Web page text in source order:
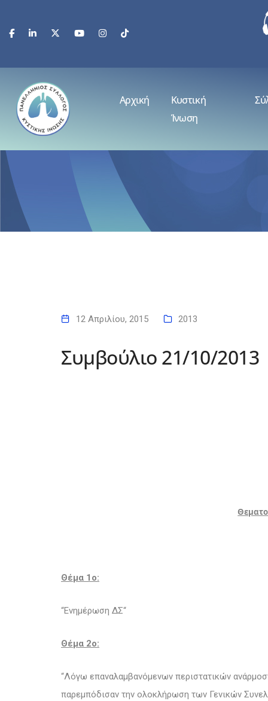
Αρχική
Κυστική
Ίνωση
12 Απριλίου, 2015 2013
Συμβούλιο 21/10/2013
Θέμα 1o:
“Ενημέρωση ΔΣ“
Θέμα 2ο:
“Λόγω επαναλαμβανόμενων περιστατικών
παρεμπόδισαν την ολοκλήρωση των Γενικών